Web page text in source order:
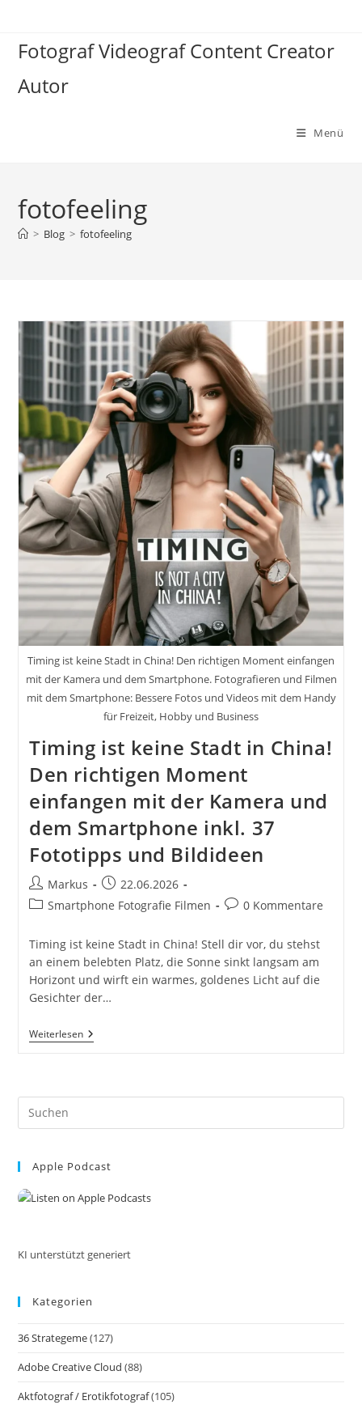
springen
Fotograf Videograf Content Creator
Autor
Menü
fotofeeling
> Blog > fotofeeling
Timing ist keine Stadt in China! Den richtigen Moment einfangen
mit der Kamera und dem Smartphone. Fotografieren und Filmen
mit dem Smartphone: Bessere Fotos und Videos mit dem Handy
für Freizeit, Hobby und Business
Timing ist keine Stadt in China!
Den richtigen Moment
einfangen mit der Kamera und
dem Smartphone inkl. 37
Fototipps und Bildideen
Beitrags-
Autor:
Markus
Beitrag
veröffentlicht:
22.06.2026
Beitrags-
Smartphone Fotografie Filmen
Beitrags-
0 Kommentare
Timing ist keine Stadt in China! Stell dir vor, du stehst
an einem belebten Platz, die Sonne sinkt langsam am
Horizont und wirft ein warmes, goldenes Licht auf die
Gesichter der…
WeiterlesenTiming
Ist
China!
Mit
Und
37
Apple Podcast
KI unterstützt generiert
Kategorien
36 Strategeme(127)
Adobe Creative Cloud (88)
Aktfotograf / Erotikfotograf(105)